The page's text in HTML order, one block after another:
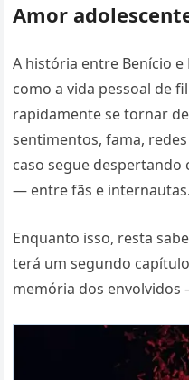
Amor
A história entre Benício
como a vida pessoal de
rapidamente se tornar
sentimentos, fama,
caso segue
— entre fãs e internautas.
Enquanto isso, resta
terá um segundo
memória dos envolvidos